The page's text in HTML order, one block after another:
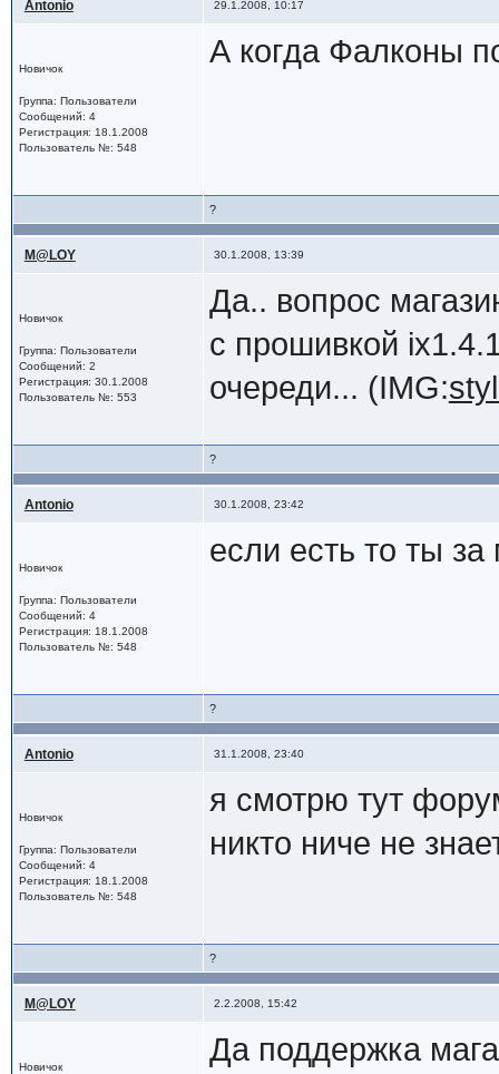
Antonio 29.1.2008, 10:17
Новичок
Группа: Пользователи
Сообщений: 4
Регистрация: 18.1.2008
Пользователь №: 548
А когда Фалконы
?
M@LOY 30.1.2008, 13:39
Новичок
Группа: Пользователи
Сообщений: 2
Регистрация: 30.1.2008
Пользователь №: 553
Да.. вопрос
с прошивкой
очереди... (IMG:
?
Antonio 30.1.2008, 23:42
Новичок
Группа: Пользователи
Сообщений: 4
Регистрация: 18.1.2008
Пользователь №: 548
если есть то ты
?
Antonio 31.1.2008, 23:40
Новичок
Группа: Пользователи
Сообщений: 4
Регистрация: 18.1.2008
Пользователь №: 548
я смотрю тут
никто ниче не
?
M@LOY 2.2.2008, 15:42
Новичок
Да поддержка